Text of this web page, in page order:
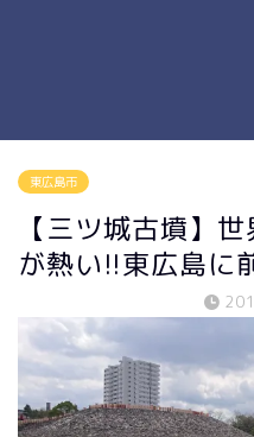
東広島市
【三ツ城古墳】
が熱い!!東広島に